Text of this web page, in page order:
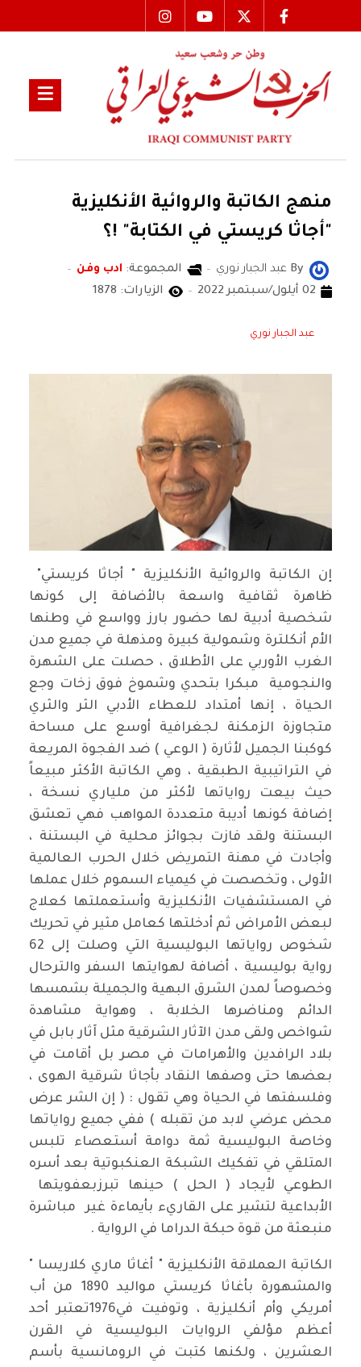
منهج الكاتبة والروائية الأنكليزية
"أجاثا كريستي في الكتابة" !؟
By عبد الجبار نوري المجموعة: ادب وفن
02 أيلول/سبتمبر 2022
الزيارات: 1878
عبد الجبار نوري
إن الكاتبة والروائية الأنكليزية " أجاثا كريستي"
ظاهرة ثقافية واسعة بالأضافة إلى كونها
شخصية أدبية لها حضور بارز وواسع في وطنها
الأم أنكلترة وشمولية كبيرة ومذهلة في جميع مدن
الغرب الأوربي على الأطلاق ، حصلت على الشهرة
والنجومية مبكرا بتحدي وشموخ فوق زخات وجع
الحياة ، إنها أمتداد للعطاء الأدبي الثر والثري
متجاوزة الزمكنة لجغرافية أوسع على مساحة
كوكبنا الجميل لأثارة ( الوعي ) ضد الفجوة المريعة
في التراتيبية الطبقية ، وهي الكاتبة الأكثر مبيعاً
حيث بيعت رواياتها لأكثر من ملياري نسخة ،
إضافة كونها أديبة متعددة المواهب فهي تعشق
البستنة ولقد فازت بجوائز محلية في البستنة ،
وأجادت في مهنة التمريض خلال الحرب العالمية
الأولى ، وتخصصت في كيمياء السموم خلال عملها
في المستشفيات الأنكليزية وأستعملتها كعلاج
لبعض الأمراض ثم أدخلتها كعامل مثير في تحريك
شخوص رواياتها البوليسية التي وصلت إلى 62
رواية بوليسية ، أضافة لهوايتها السفر والترحال
وخصوصاً لمدن الشرق البهية والجميلة بشمسها
الدائم ومناضرها الخلابة ، وهواية مشاهدة
شواخص ولقى مدن الآثار الشرقية مثل آثار بابل في
بلاد الرافدين والأهرامات في مصر بل أقامت في
بعضها حتى وصفها النقاد بأجاثا شرقية الهوى ،
وفلسفتها في الحياة وهي تقول : ( إن الشر عرض
محض عرضي لابد من تقبله ) ففي جميع رواياتها
وخاصة البوليسية ثمة دوامة أستعصاء تلبس
المتلقي في تفكيك الشبكة العنكبوتية بعد أسره
الطوعي لأيجاد ( الحل ) حينها تبرزبعفويتها
الأبداعية لتشير على القاريء بأيماءة غير مباشرة
منبعثة من قوة حبكة الدراما في الرواية .
الكاتبة العملاقة الأنكليزية " أغاثا ماري كلاريسا "
والمشهورة بأغاثا كريستي مواليد 1890 من أب
أمريكي وأم أنكليزية ، وتوفيت في1976تعتبر أحد
أعظم مؤلفي الروايات البوليسية في القرن
العشرين ، ولكنها كتبت في الرومانسية بأسم